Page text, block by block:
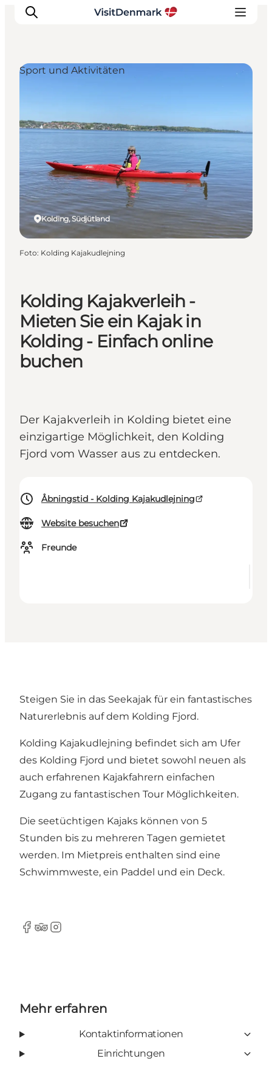
Regionen
Erlebnisse
Unterkünfte
Reiseplanung
Kolding Kajakverleih -
Mieten Sie ein Kajak in
Kolding - Einfach online
buchen
Der Kajakverleih in Kolding bietet eine
einzigartige Möglichkeit, den Kolding
Fjord vom Wasser aus zu entdecken.
Åbningstid - Kolding Kajakudlejning
Website besuchen
Freunde
Kolding, Südjütland
Sport und Aktivitäten
Foto: Kolding Kajakudlejning
Steigen Sie in das Seekajak für ein fantastisches
Naturerlebnis auf dem Kolding Fjord.
Kolding Kajakudlejning befindet sich am Ufer
des Kolding Fjord und bietet sowohl neuen als
auch erfahrenen Kajakfahrern einfachen
Zugang zu fantastischen Tour Möglichkeiten.
Die seetüchtigen Kajaks können von 5
Stunden bis zu mehreren Tagen gemietet
werden. Im Mietpreis enthalten sind eine
Schwimmweste, ein Paddel und ein Deck.
Facebook
TripAdvisor
Instagram
Mehr erfahren
Kontaktinformationen
Einrichtungen